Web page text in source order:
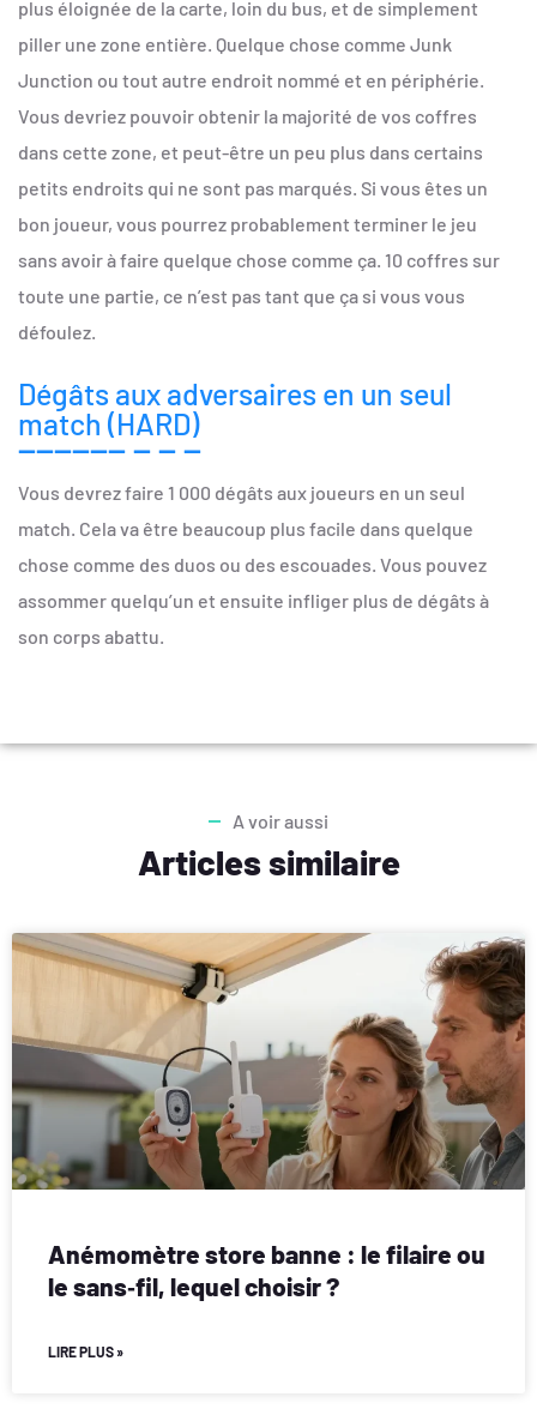
plus éloignée de la carte, loin du bus, et de simplement
piller une zone entière. Quelque chose comme Junk
Junction ou tout autre endroit nommé et en périphérie.
Vous devriez pouvoir obtenir la majorité de vos coffres
dans cette zone, et peut-être un peu plus dans certains
petits endroits qui ne sont pas marqués. Si vous êtes un
bon joueur, vous pourrez probablement terminer le jeu
sans avoir à faire quelque chose comme ça. 10 coffres sur
toute une partie, ce n’est pas tant que ça si vous vous
défoulez.
Dégâts aux adversaires en un seul
match (HARD)
Vous devrez faire 1 000 dégâts aux joueurs en un seul
match. Cela va être beaucoup plus facile dans quelque
chose comme des duos ou des escouades. Vous pouvez
assommer quelqu’un et ensuite infliger plus de dégâts à
son corps abattu.
A voir aussi
Articles similaire
Anémomètre store banne : le filaire ou
le sans‑fil, lequel choisir ?
LIRE PLUS »